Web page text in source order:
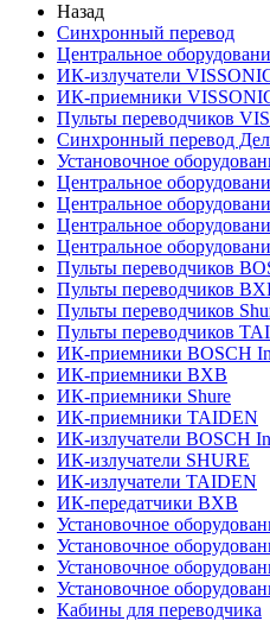
Назад
Синхронный перевод
Центральное
ИК-излучатели
ИК-приемники
Пульты переводчиков
Синхронный перевод
Установочное
Центральное
Центральное
Центральное
Центральное
Пульты переводчиков
Пульты переводчиков
Пульты переводчиков
Пульты переводчиков
ИК-приемники BOSCH
ИК-приемники BXB
ИК-приемники Shure
ИК-приемники TAIDEN
ИК-излучатели BOSCH
ИК-излучатели SHURE
ИК-излучатели TAIDEN
ИК-передатчики BXB
Установочное
Установочное
Установочное
Установочное
Кабины для переводчика